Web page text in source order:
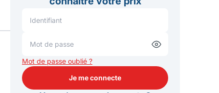
Mot de passe oublié ?
Je me connecte